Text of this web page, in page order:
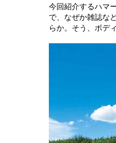
今回紹介するハマ
で、なぜか雑誌な
らか。そう、ボデ